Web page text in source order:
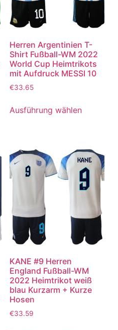
Herren Argentinien T-
Shirt Fußball-WM 2022
World Cup Heimtrikots
mit Aufdruck MESSI 10
€33.65
Ausführung wählen
KANE #9 Herren
England Fußball-WM
2022 Heimtrikot weiß
blau Kurzarm + Kurze
Hosen
€33.59